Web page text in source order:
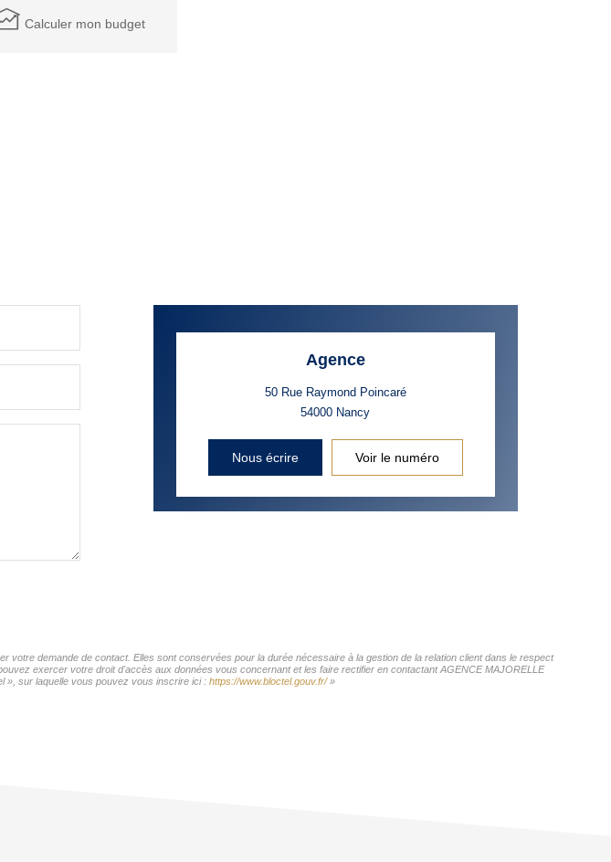
Calculer mon budget
Agence
50 Rue Raymond Poincaré
54000 Nancy
Nous écrire Voir le numéro
demande de contact. Elles sont conservées pour la durée nécessaire à la gestion de la relation client dans le respect
exercer votre droit d'accès aux données vous concernant et les faire rectifier en contactant AGENCE MAJORELLE
», sur laquelle vous pouvez vous inscrire ici : https://www.bloctel.gouv.fr/»